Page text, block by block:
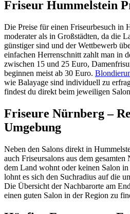
Friseur Hummelstein
Die Preise für einen Friseurbesuch in
moderater als in Großstädten, da die
günstiger sind und der Wettbewerb
einfachen Herrenschnitt zahlt man in
zwischen 15 und 25 Euro,
beginnen meist ab 30 Euro.
wie Balayage sind individuell zu
findest du direkt beim jeweiligen
Friseure Nürnberg –
Umgebung
Neben den Salons direkt in
auch Friseursalons aus dem
dem Land wohnt oder keinen Salon
lohnt es sich den Suchradius auf die
Die Übersicht der Nachbarorte am
einen guten Salon in der Region zu